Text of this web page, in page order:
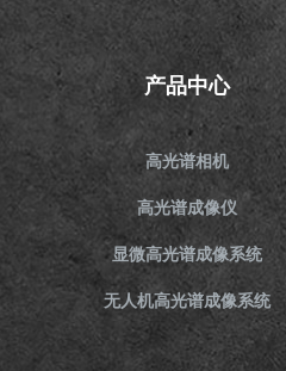
产品中心
高光谱相机
高光谱成像仪
显微高光谱成像系统
无人机高光谱成像系统